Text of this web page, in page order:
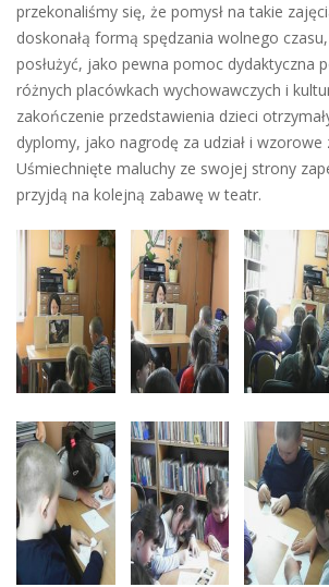
przekonaliśmy się, że pomysł na takie
doskonałą formą spędzania wolnego
posłużyć, jako pewna pomoc dydaktyczna
różnych placówkach wychowawczych i
zakończenie przedstawienia dzieci
dyplomy, jako nagrodę za udział i wzorowe
Uśmiechnięte maluchy ze swojej strony
przyjdą na kolejną zabawę w teatr.